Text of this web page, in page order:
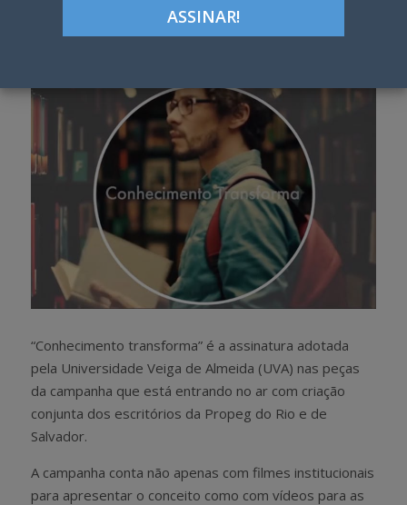
t
Google+
“Conhecimento transforma” é a assinatura adotada
pela Universidade Veiga de Almeida (UVA) nas peças
da campanha que está entrando no ar com criação
conjunta dos escritórios da Propeg do Rio e de
Salvador.
A campanha conta não apenas com filmes institucionais
para apresentar o conceito como com vídeos para as